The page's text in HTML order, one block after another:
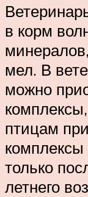
в корм
мел. В
можно
птицам
только
летнего